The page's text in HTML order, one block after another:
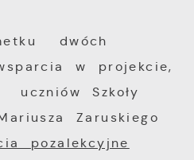
dwóch
w projekcie,
Szkoły
Zaruskiego
pozalekcyjne
promocyjne
stronach podmiotów
naszymi
nasze treści w